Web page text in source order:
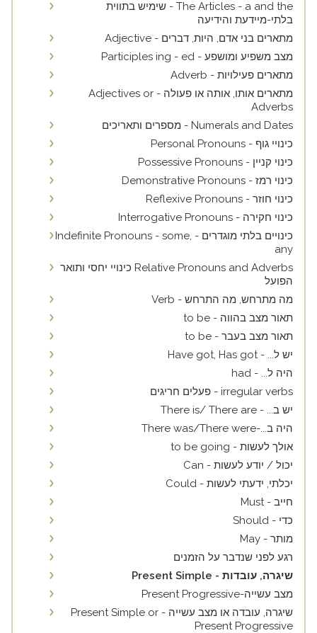
The Articles - a and the - שימיש בתווית
בלתי-מיידעת והידיעה
מתארים בני אדם, היות, דברים - Adjective
מצב משפיע ומושפע - Participles ing - ed
מתארים פעילויות - Adverb
מתארים אותו, אותה או פעולה - Adjectives or
Adverbs
Numerals and Dates - מספרים ותאריכים
כינויי גוף - Personal Pronouns
כינוי קניין - Possessive Pronouns
כינוי רמז - Demonstrative Pronouns
כינוי חוזר - Reflexive Pronouns
כינוי חקירה - Interrogative Pronouns
כינויים בלתי מוגדרים - Indefinite Pronouns - some,
any
Relative Pronouns and Adverbs כינויי יחסי ותואר
הפועל
מה מתרחש, מה התרחש - Verb
תאור מצב בהווה - to be
תאור מצב בעבר - to be
יש ל... - Have got, Has got
היה ל... - had
irregular verbs - פעלים חריגים
יש ב... - There is/ There are
היה ב...-There was/There were
אולך לעשות - to be going
יכול / יודע לעשות - Can
יכלתי, ידעתי לעשות - Could
חייב - Must
כדי - Should
מותר - May
רגע לפני שנדבר על הזמנים
שיגרה, עובדות - Present Simple
מצב עשייה-Present Progressive
שיגרה, עובדה או מצב עשייה - Present Simple or
Present Progressive